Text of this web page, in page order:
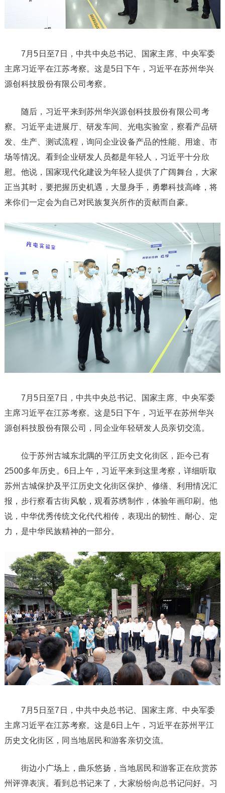
7月5日至7日，中共中央总书记、国家主席、中央军委
主席习近平在江苏考察。这是5日下午，习近平在苏州华兴
源创科技股份有限公司考察。
随后，习近平来到苏州华兴源创科技股份有限公司考
察。习近平走进展厅、研发车间、光电实验室，察看产品研
发、生产、测试流程，询问企业设备产品的性能、用途、市
场等情况。看到企业研发人员都是年轻人，习近平十分欣
慰。他说，国家现代化建设为年轻人提供了广阔舞台，大家
正当其时，要把握历史机遇，大显身手，勇攀科技高峰，将
来你们一定会为自己对民族复兴所作的贡献而自豪。
7月5日至7日，中共中央总书记、国家主席、中央军委
主席习近平在江苏考察。这是5日下午，习近平在苏州华兴
源创科技股份有限公司，同企业年轻研发人员亲切交流。
位于苏州古城东北隅的平江历史文化街区，距今已有
2500多年历史。6日上午，习近平来到这里考察，详细听取
苏州古城保护及平江历史文化街区保护、修缮、利用情况汇
报，步行察看古街风貌，观看苏绣制作，体验年画印刷。他
说，中华优秀传统文化代代相传，表现出的韧性、耐心、定
力，是中华民族精神的一部分。
7月5日至7日，中共中央总书记、国家主席、中央军委
主席习近平在江苏考察。这是6日上午，习近平在苏州平江
历史文化街区，同当地居民和游客亲切交流。
街边小广场上，曲乐悠扬，当地居民和游客正在欣赏苏
州评弹表演。看到总书记来了，大家纷纷向总书记问好。习